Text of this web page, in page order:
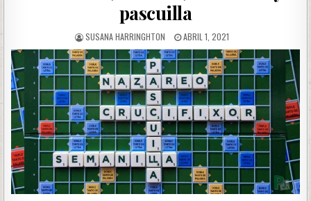
pascuilla
SUSANA HARRINGHTON ABRIL 1, 2021